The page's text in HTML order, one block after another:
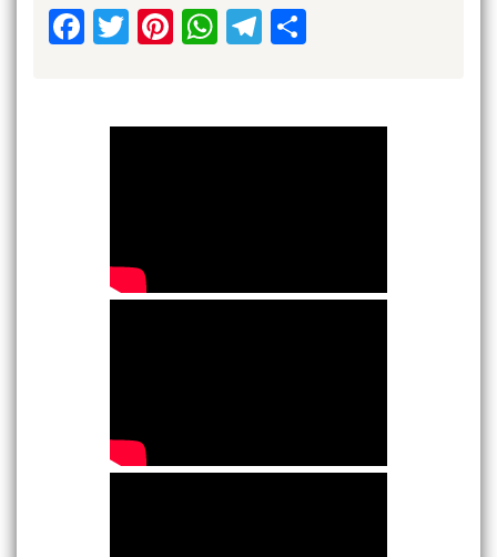
Facebook
Twitter
Pinterest
WhatsApp
Telegram